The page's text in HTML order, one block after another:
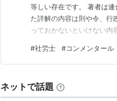
等しい存在です。 著者は
た詳解の内容は則や令、行
っておかないといけない内
と、持っていません。理由
れていないからです。連
#社労士 #コンメンタール
ネットで話題